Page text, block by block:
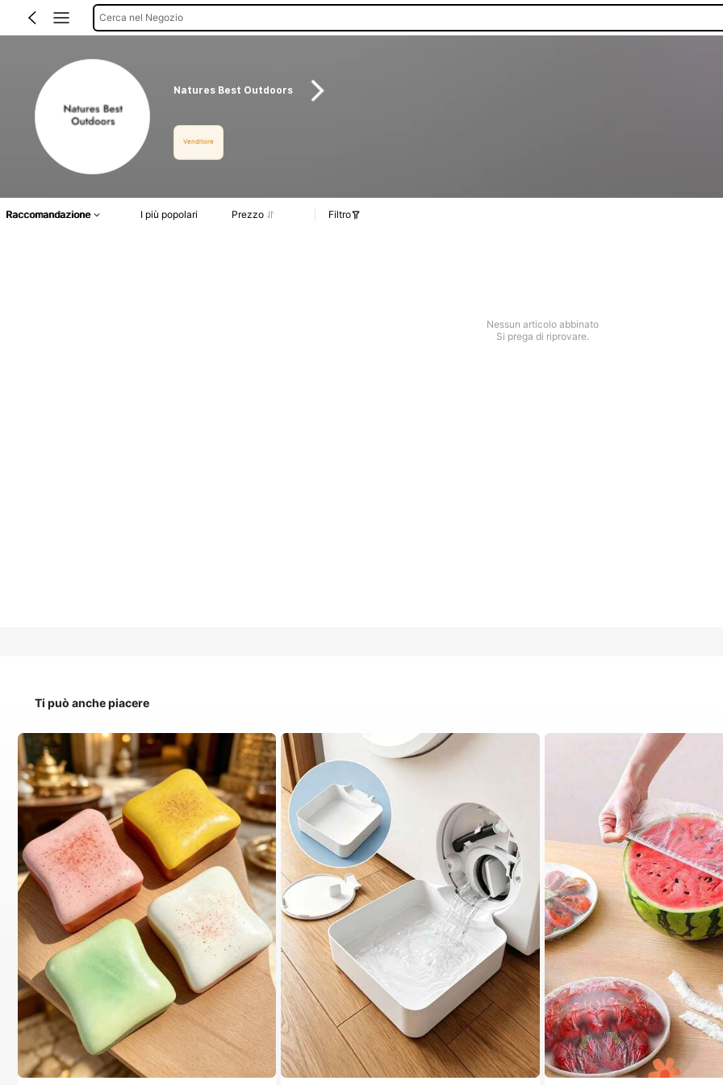
Cerca nel Negozio
Natures Best Outdoors
Venditore
Raccomandazione I più popolari Prezzo Filtro
Nessun articolo abbinato
Si prega di riprovare.
Ti può anche piacere